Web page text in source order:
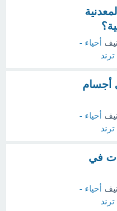
أحياء -
ترند
أجسام
أحياء -
ترند
في
أحياء -
ترند